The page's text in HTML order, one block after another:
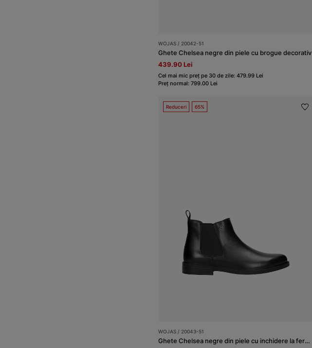
WOJAS / 20042-51
Ghete Chelsea negre din piele cu brogue decorativ
439.90 Lei
Cel mai mic preț pe 30 de zile: 479.99 Lei
Preț normal: 799.00 Lei
Reduceri 65%
WOJAS / 20043-51
Ghete Chelsea negre din piele cu inchidere la fermoar